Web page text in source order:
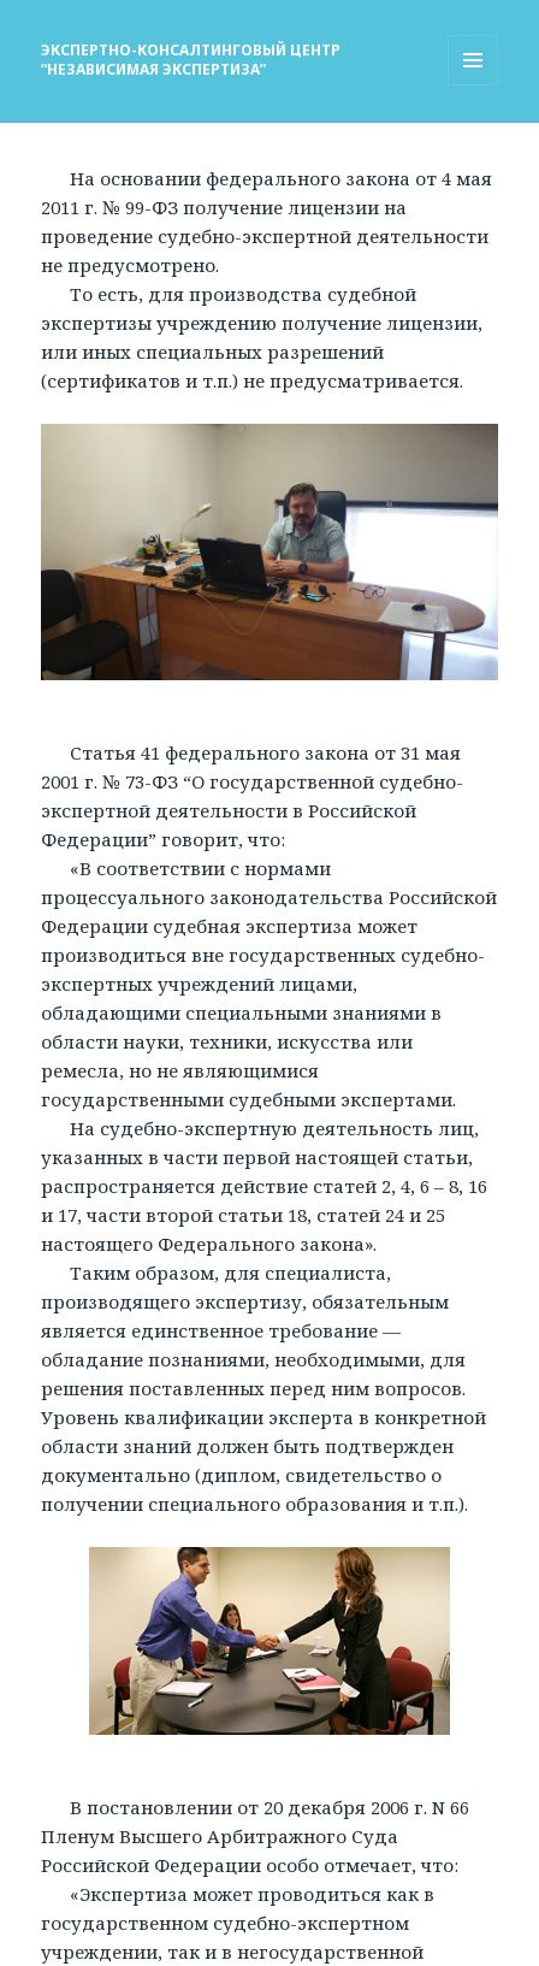
ЭКСПЕРТНО-КОНСАЛТИНГОВЫЙ ЦЕНТР
“НЕЗАВИСИМАЯ ЭКСПЕРТИЗА”
На основании федерального закона от 4 мая
2011 г. № 99-ФЗ получение лицензии на
проведение судебно-экспертной деятельности
не предусмотрено.
То есть, для производства судебной
экспертизы учреждению получение лицензии,
или иных специальных разрешений
(сертификатов и т.п.) не предусматривается.
Статья 41 федерального закона от 31 мая
2001 г. № 73-ФЗ “О государственной судебно-
экспертной деятельности в Российской
Федерации” говорит, что:
«В соответствии с нормами
процессуального законодательства Российской
Федерации судебная экспертиза может
производиться вне государственных судебно-
экспертных учреждений лицами,
обладающими специальными знаниями в
области науки, техники, искусства или
ремесла, но не являющимися
государственными судебными экспертами.
На судебно-экспертную деятельность лиц,
указанных в части первой настоящей статьи,
распространяется действие статей 2, 4, 6 – 8, 16
и 17, части второй статьи 18, статей 24 и 25
настоящего Федерального закона».
Таким образом, для специалиста,
производящего экспертизу, обязательным
является единственное требование —
обладание познаниями, необходимыми, для
решения поставленных перед ним вопросов.
Уровень квалификации эксперта в конкретной
области знаний должен быть подтвержден
документально (диплом, свидетельство о
получении специального образования и т.п.).
В постановлении от 20 декабря 2006 г. N 66
Пленум Высшего Арбитражного Суда
Российской Федерации особо отмечает, что:
«Экспертиза может проводиться как в
государственном судебно-экспертном
учреждении, так и в негосударственной